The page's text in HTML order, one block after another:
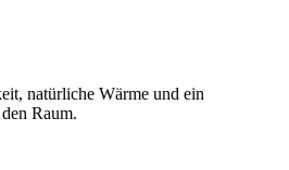
natürliche Wärme und ein
Raum.